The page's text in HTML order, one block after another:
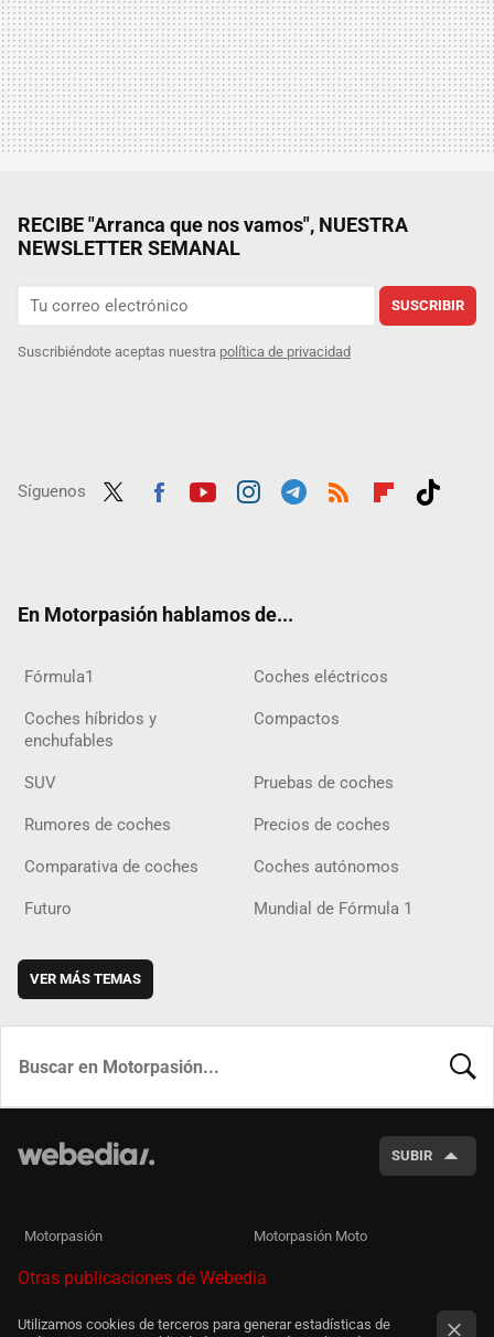
RECIBE "Arranca que nos vamos", NUESTRA
NEWSLETTER SEMANAL
SUSCRIBIR
Suscribiéndote aceptas nuestra política de privacidad
Síguenos
En Motorpasión hablamos de...
Fórmula1 Coches eléctricos
Coches híbridos y
enchufables
Compactos
SUV Pruebas de coches
Rumores de coches Precios de coches
Comparativa de coches Coches autónomos
Futuro Mundial de Fórmula 1
VER MÁS TEMAS
SUBIR
Motorpasión Motorpasión Moto
Otras publicaciones de Webedia
Utilizamos cookies de terceros para generar estadísticas de